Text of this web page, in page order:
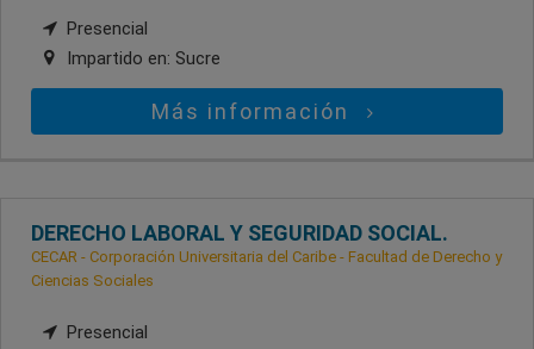
Presencial
Impartido en: Sucre
Más información
DERECHO LABORAL Y SEGURIDAD SOCIAL.
CECAR - Corporación Universitaria del Caribe - Facultad de Derecho y
Ciencias Sociales
Presencial